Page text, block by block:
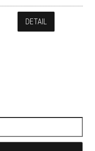
DETAIL